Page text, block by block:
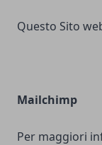
Questo Sito
Mailchimp
Per maggiori